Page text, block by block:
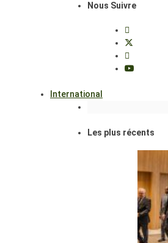
Nous Suivre
International
Les plus récents